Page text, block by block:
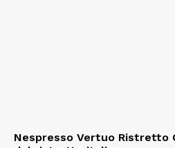
Nespresso Vertuo Ristretto